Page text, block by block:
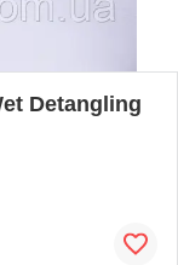
Detangling